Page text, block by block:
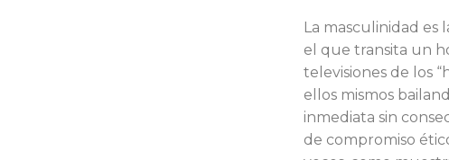
La masculinidad es
el que transita un
televisiones de los
ellos mismos
inmediata sin
de compromiso